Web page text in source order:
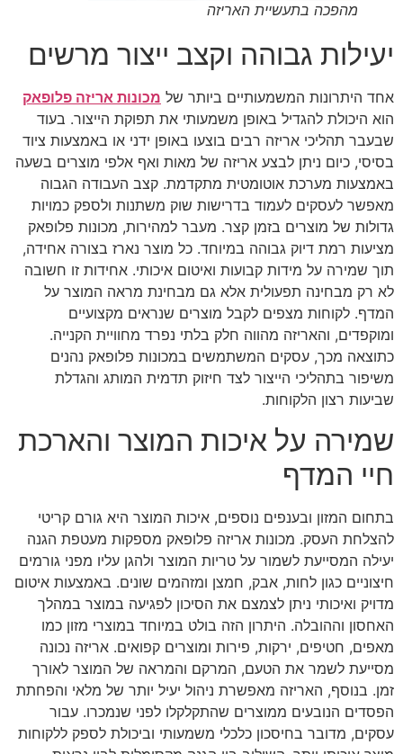
מהפכה בתעשיית האריזה
יעילות גבוהה וקצב ייצור מרשים
אחד היתרונות המשמעותיים ביותר של מכונות אריזה פלופאק
הוא היכולת להגדיל באופן משמעותי את תפוקת הייצור. בעוד
שבעבר תהליכי אריזה רבים בוצעו באופן ידני או באמצעות ציוד
בסיסי, כיום ניתן לבצע אריזה של מאות ואף אלפי מוצרים בשעה
באמצעות מערכת אוטומטית מתקדמת. קצב העבודה הגבוה
מאפשר לעסקים לעמוד בדרישות שוק משתנות ולספק כמויות
גדולות של מוצרים בזמן קצר. מעבר למהירות, מכונות פלופאק
מציעות רמת דיוק גבוהה במיוחד. כל מוצר נארז בצורה אחידה,
תוך שמירה על מידות קבועות ואיטום איכותי. אחידות זו חשובה
לא רק מבחינה תפעולית אלא גם מבחינת מראה המוצר על
המדף. לקוחות מצפים לקבל מוצרים שנראים מקצועיים
ומוקפדים, והאריזה מהווה חלק בלתי נפרד מחוויית הקנייה.
כתוצאה מכך, עסקים המשתמשים במכונות פלופאק נהנים
משיפור בתהליכי הייצור לצד חיזוק תדמית המותג והגדלת
שביעות רצון הלקוחות.
שמירה על איכות המוצר והארכת
חיי המדף
בתחום המזון ובענפים נוספים, איכות המוצר היא גורם קריטי
להצלחת העסק. מכונות אריזה פלופאק מספקות מעטפת הגנה
יעילה המסייעת לשמור על טריות המוצר ולהגן עליו מפני גורמים
חיצוניים כגון לחות, אבק, חמצן ומזהמים שונים. באמצעות איטום
מדויק ואיכותי ניתן לצמצם את הסיכון לפגיעה במוצר במהלך
האחסון וההובלה. היתרון הזה בולט במיוחד במוצרי מזון כמו
מאפים, חטיפים, ירקות, פירות ומוצרים קפואים. אריזה נכונה
מסייעת לשמר את הטעם, המרקם והמראה של המוצר לאורך
זמן. בנוסף, האריזה מאפשרת ניהול יעיל יותר של מלאי והפחתת
הפסדים הנובעים ממוצרים שהתקלקלו לפני שנמכרו. עבור
עסקים, מדובר בחיסכון כלכלי משמעותי וביכולת לספק ללקוחות